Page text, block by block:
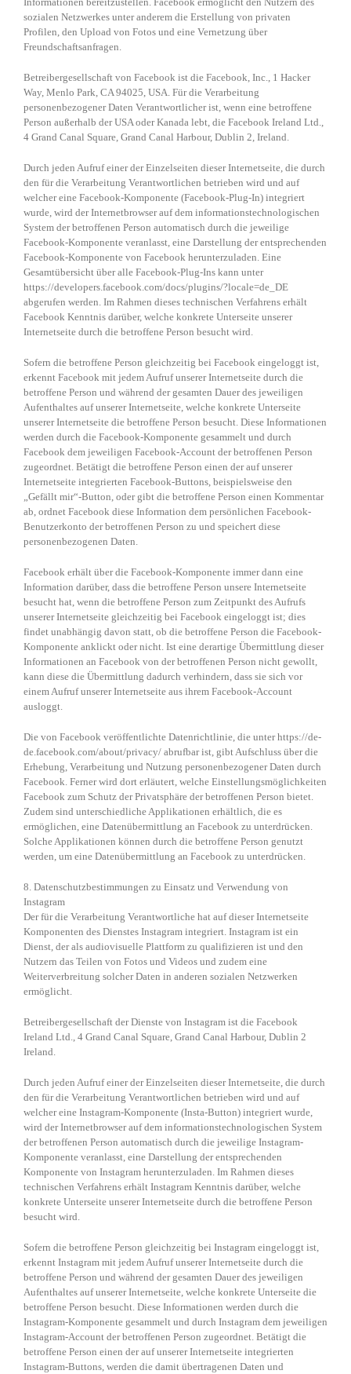
sozialen Netzwerkes unter anderem die Erstellung von privaten
Profilen, den Upload von Fotos und eine Vernetzung über
Freundschaftsanfragen.
Betreibergesellschaft von Facebook ist die Facebook, Inc., 1 Hacker
Way, Menlo Park, CA 94025, USA. Für die Verarbeitung
personenbezogener Daten Verantwortlicher ist, wenn eine betroffene
Person außerhalb der USA oder Kanada lebt, die Facebook Ireland Ltd.,
4 Grand Canal Square, Grand Canal Harbour, Dublin 2, Ireland.
Durch jeden Aufruf einer der Einzelseiten dieser Internetseite, die durch
den für die Verarbeitung Verantwortlichen betrieben wird und auf
welcher eine Facebook-Komponente (Facebook-Plug-In) integriert
wurde, wird der Internetbrowser auf dem informationstechnologischen
System der betroffenen Person automatisch durch die jeweilige
Facebook-Komponente veranlasst, eine Darstellung der entsprechenden
Facebook-Komponente von Facebook herunterzuladen. Eine
Gesamtübersicht über alle Facebook-Plug-Ins kann unter
https://developers.facebook.com/docs/plugins/?locale=de_DE
abgerufen werden. Im Rahmen dieses technischen Verfahrens erhält
Facebook Kenntnis darüber, welche konkrete Unterseite unserer
Internetseite durch die betroffene Person besucht wird.
Sofern die betroffene Person gleichzeitig bei Facebook eingeloggt ist,
erkennt Facebook mit jedem Aufruf unserer Internetseite durch die
betroffene Person und während der gesamten Dauer des jeweiligen
Aufenthaltes auf unserer Internetseite, welche konkrete Unterseite
unserer Internetseite die betroffene Person besucht. Diese Informationen
werden durch die Facebook-Komponente gesammelt und durch
Facebook dem jeweiligen Facebook-Account der betroffenen Person
zugeordnet. Betätigt die betroffene Person einen der auf unserer
Internetseite integrierten Facebook-Buttons, beispielsweise den
„Gefällt mir“-Button, oder gibt die betroffene Person einen Kommentar
ab, ordnet Facebook diese Information dem persönlichen Facebook-
Benutzerkonto der betroffenen Person zu und speichert diese
personenbezogenen Daten.
Facebook erhält über die Facebook-Komponente immer dann eine
Information darüber, dass die betroffene Person unsere Internetseite
besucht hat, wenn die betroffene Person zum Zeitpunkt des Aufrufs
unserer Internetseite gleichzeitig bei Facebook eingeloggt ist; dies
findet unabhängig davon statt, ob die betroffene Person die Facebook-
Komponente anklickt oder nicht. Ist eine derartige Übermittlung dieser
Informationen an Facebook von der betroffenen Person nicht gewollt,
kann diese die Übermittlung dadurch verhindern, dass sie sich vor
einem Aufruf unserer Internetseite aus ihrem Facebook-Account
ausloggt.
Die von Facebook veröffentlichte Datenrichtlinie, die unter https://de-
de.facebook.com/about/privacy/ abrufbar ist, gibt Aufschluss über die
Erhebung, Verarbeitung und Nutzung personenbezogener Daten durch
Facebook. Ferner wird dort erläutert, welche Einstellungsmöglichkeiten
Facebook zum Schutz der Privatsphäre der betroffenen Person bietet.
Zudem sind unterschiedliche Applikationen erhältlich, die es
ermöglichen, eine Datenübermittlung an Facebook zu unterdrücken.
Solche Applikationen können durch die betroffene Person genutzt
werden, um eine Datenübermittlung an Facebook zu unterdrücken.
8. Datenschutzbestimmungen zu Einsatz und Verwendung von
Instagram
Der für die Verarbeitung Verantwortliche hat auf dieser Internetseite
Komponenten des Dienstes Instagram integriert. Instagram ist ein
Dienst, der als audiovisuelle Plattform zu qualifizieren ist und den
Nutzern das Teilen von Fotos und Videos und zudem eine
Weiterverbreitung solcher Daten in anderen sozialen Netzwerken
ermöglicht.
Betreibergesellschaft der Dienste von Instagram ist die Facebook
Ireland Ltd., 4 Grand Canal Square, Grand Canal Harbour, Dublin 2
Ireland.
Durch jeden Aufruf einer der Einzelseiten dieser Internetseite, die durch
den für die Verarbeitung Verantwortlichen betrieben wird und auf
welcher eine Instagram-Komponente (Insta-Button) integriert wurde,
wird der Internetbrowser auf dem informationstechnologischen System
der betroffenen Person automatisch durch die jeweilige Instagram-
Komponente veranlasst, eine Darstellung der entsprechenden
Komponente von Instagram herunterzuladen. Im Rahmen dieses
technischen Verfahrens erhält Instagram Kenntnis darüber, welche
konkrete Unterseite unserer Internetseite durch die betroffene Person
besucht wird.
Sofern die betroffene Person gleichzeitig bei Instagram eingeloggt ist,
erkennt Instagram mit jedem Aufruf unserer Internetseite durch die
betroffene Person und während der gesamten Dauer des jeweiligen
Aufenthaltes auf unserer Internetseite, welche konkrete Unterseite die
betroffene Person besucht. Diese Informationen werden durch die
Instagram-Komponente gesammelt und durch Instagram dem jeweiligen
Instagram-Account der betroffenen Person zugeordnet. Betätigt die
betroffene Person einen der auf unserer Internetseite integrierten
Instagram-Buttons, werden die damit übertragenen Daten und